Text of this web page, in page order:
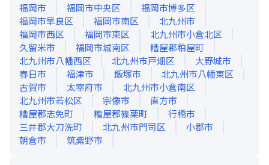
福岡市
福岡市中央区
福岡市博多区
福岡市早良区
福岡市南区
北九州市
福岡市西区
福岡市東区
北九州市小倉北区
久留米市
福岡市城南区
糟屋郡粕屋町
北九州市八幡西区
北九州市戸畑区
大野城市
春日市
福津市 飯塚市
北九州市八幡東区
古賀市
太宰府市
北九州市小倉南区
北九州市若松区
宗像市
直方市
糟屋郡志免町
糟屋郡篠栗町
行橋市
三井郡大刀洗町
北九州市門司区
小郡市
朝倉市
筑紫野市